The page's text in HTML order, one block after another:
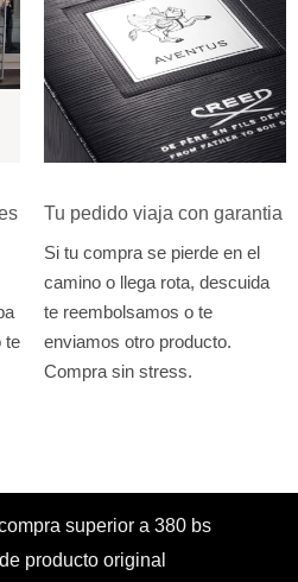
te
Tu pedido viaja con garantia
Si tu compra se pierde en el
camino o llega rota, descuida
te reembolsamos o te
enviamos otro producto.
Compra sin stress.
superior a 380 bs
producto original